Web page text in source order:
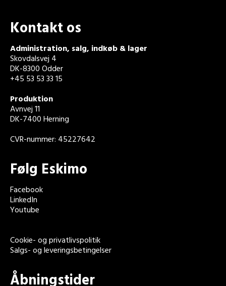
Kontakt os
Administration, salg, indkøb & lager
Skovdalsvej 4
DK-8300 Odder
+45 53 53 33 15
Produktion
Avnvej 11
DK-7400 Herning
CVR-nummer: 45227642
Følg Eskimo
Facebook
LinkedIn
Youtube
Cookie- og privatlivspolitik
Salgs- og leveringsbetingelser
Åbningstider